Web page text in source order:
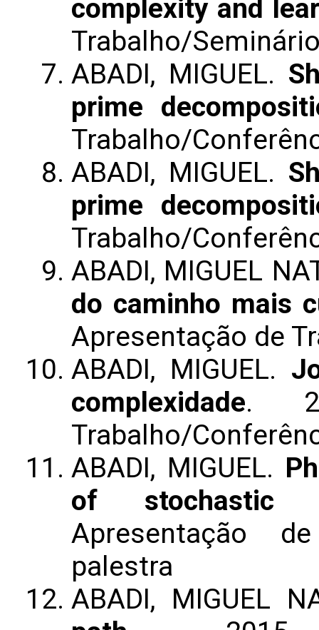
complexity and
Trabalho/
ABADI, MIGUEL.
prime
Trabalho/
ABADI, MIGUEL.
prime
Trabalho/
ABADI, MIGUEL
do caminho mais
Apresentação de
ABADI, MIGUEL.
complexidade.
Trabalho/
ABADI, MIGUEL.
of stochastic
Apresentação
palestra
ABADI, MIGUEL